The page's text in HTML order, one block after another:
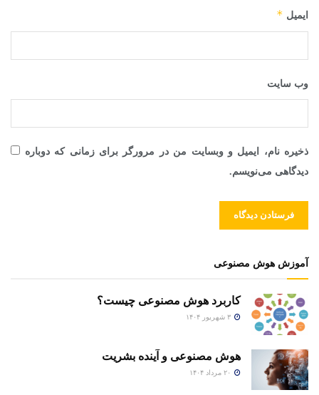
ایمیل *
وب‌ سایت
ذخیره نام، ایمیل و وبسایت من در مرورگر برای زمانی که دوباره
دیدگاهی می‌نویسم.
آموزش هوش مصنوعی
کاربرد هوش مصنوعی چیست؟
هوش مصنوعی و آینده بشریت